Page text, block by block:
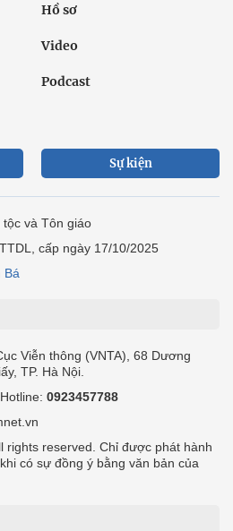
Hồ sơ
Video
Podcast
Sự kiện
và Tôn giáo
cấp ngày 17/10/2025
Bá
Viễn thông (VNTA), 68 Dương
TP. Hà Nội.
0923457788
rights reserved. Chỉ được phát hành
có sự đồng ý bằng văn bản của